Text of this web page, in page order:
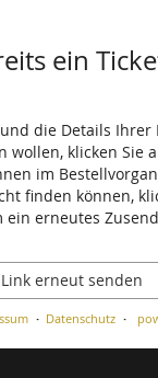
ein
die Details Ihrer
wollen, klicken Sie
im
finden können,
erneutes
Link erneut senden
Datenschutz